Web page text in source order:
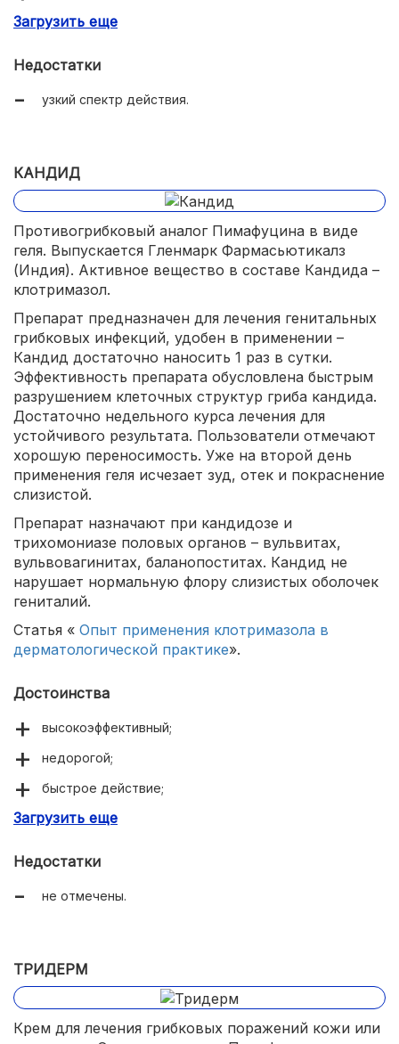
низкая цена.
Загрузить еще
Недостатки
узкий спектр действия.
КАНДИД
Противогрибковый аналог Пимафуцина в виде
геля. Выпускается Гленмарк Фармасьютикалз
(Индия). Активное вещество в составе Кандида –
клотримазол.
Препарат предназначен для лечения генитальных
грибковых инфекций, удобен в применении –
Кандид достаточно наносить 1 раз в сутки.
Эффективность препарата обусловлена быстрым
разрушением клеточных структур гриба кандида.
Достаточно недельного курса лечения для
устойчивого результата. Пользователи отмечают
хорошую переносимость. Уже на второй день
применения геля исчезает зуд, отек и покраснение
слизистой.
Препарат назначают при кандидозе и
трихомониазе половых органов – вульвитах,
вульвовагинитах, баланопоститах. Кандид не
нарушает нормальную флору слизистых оболочек
гениталий.
Статья « Опыт применения клотримазола в
дерматологической практике».
Достоинства
высокоэффективный;
недорогой;
быстрое действие;
хорошие отзывы врачей и пользователей;
Загрузить еще
Недостатки
не отмечены.
ТРИДЕРМ
Крем для лечения грибковых поражений кожи или